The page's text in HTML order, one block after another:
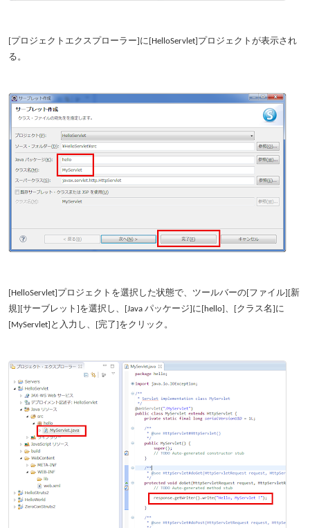
[プロジェクトエクスプローラー]に[HelloServlet]プロジェクトが表示され
る。
[HelloServlet]プロジェクトを選択した状態で、ツールバーの[ファイル][新
規][サーブレット]を選択し、[Java パッケージ]に[hello]、[クラス名]に
[MyServlet]と入力し、[完了]をクリック。